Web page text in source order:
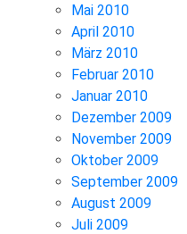
Mai 2010
April 2010
März 2010
Februar 2010
Januar 2010
Dezember 2009
November 2009
Oktober 2009
September 2009
August 2009
Juli 2009